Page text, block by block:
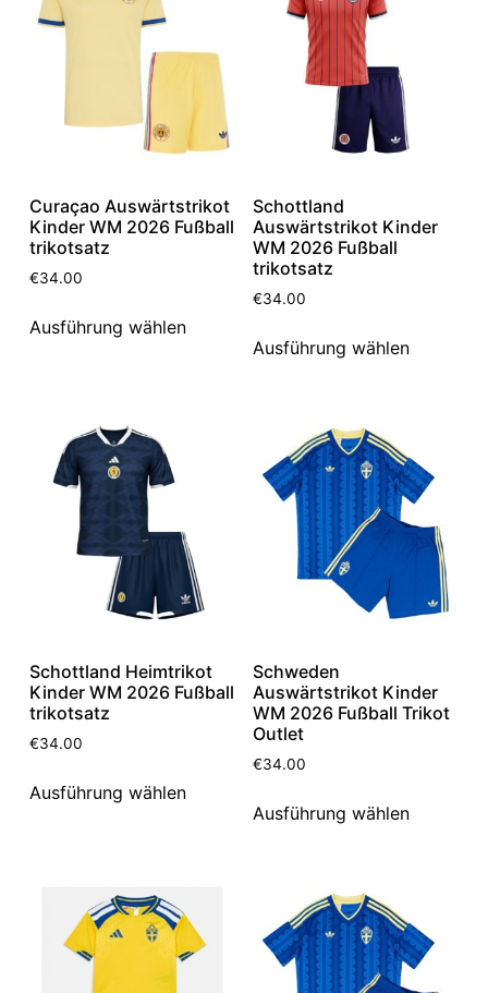
Curaçao Auswärtstrikot
Kinder WM 2026 Fußball
trikotsatz
€34.00
Ausführung wählen
Schottland
Auswärtstrikot Kinder
WM 2026 Fußball
trikotsatz
€34.00
Ausführung wählen
Schottland Heimtrikot
Kinder WM 2026 Fußball
trikotsatz
€34.00
Ausführung wählen
Schweden
Auswärtstrikot Kinder
WM 2026 Fußball Trikot
Outlet
€34.00
Ausführung wählen